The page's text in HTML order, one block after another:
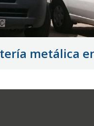
metálica